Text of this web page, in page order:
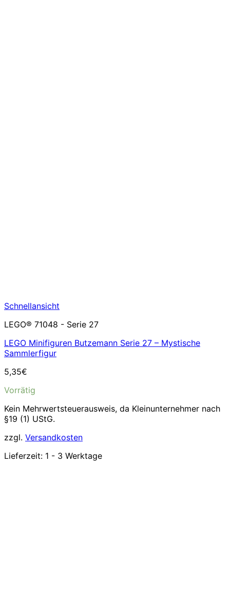
Schnellansicht
LEGO® 71048 - Serie 27
LEGO Minifiguren Butzemann Serie 27 – Mystische
Sammlerfigur
5,35€
Vorrätig
Kein Mehrwertsteuerausweis, da Kleinunternehmer nach
§19 (1) UStG.
zzgl. Versandkosten
Lieferzeit: 1 - 3 Werktage